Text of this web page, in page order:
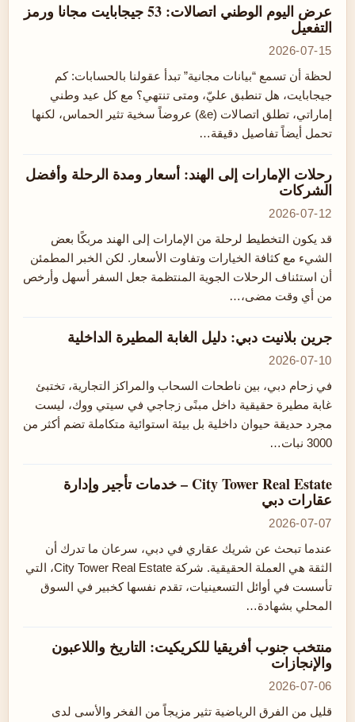
عرض اليوم الوطني اتصالات: 53 جيجابايت مجانا ورمز
التفعيل
2026-07-15
لحظة أن تسمع “بيانات مجانية” تبدأ عقولنا بالحسابات: كم
جيجابايت، هل تنطبق عليّ، ومتى تنتهي؟ مع كل عيد وطني
إماراتي، تطلق اتصالات (e&) عروضاً سخية تثير الحماس، لكنها
تحمل أيضاً تفاصيل دقيقة…
رحلات الإمارات إلى الهند: أسعار ومدة الرحلة وأفضل
الشركات
2026-07-12
قد يكون التخطيط لرحلة من الإمارات إلى الهند مربكًا بعض
الشيء مع كثافة الخيارات وتفاوت الأسعار. لكن الخبر المطمئن
أن استئناف الرحلات الجوية المنتظمة جعل السفر أسهل وأرخص
من أي وقت مضى،…
جرين بلانيت دبي: دليل الغابة المطيرة الداخلية
2026-07-10
في زحام دبي، بين ناطحات السحاب والمراكز التجارية، تختبئ
غابة مطيرة حقيقية داخل مبنًى زجاجي في سيتي ووك، ليست
مجرد حديقة حيوان داخلية بل بيئة استوائية متكاملة تضم أكثر من
3000 نبات…
City Tower Real Estate – خدمات تأجير وإدارة
عقارات دبي
2026-07-07
عندما تبحث عن شريك عقاري في دبي، سرعان ما تدرك أن
الثقة هي العملة الحقيقية. شركة City Tower Real Estate، التي
تأسست في أوائل التسعينيات، تقدم نفسها كخبير في السوق
المحلي بشهادة…
منتخب جنوب أفريقيا للكريكيت: التاريخ واللاعبون
والإنجازات
2026-07-06
قليل من الفرق الرياضية تثير مزيجاً من الفخر والأسى لدى